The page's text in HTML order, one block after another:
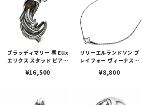
ブラッディマリー 昼 Elix
エリクス スタッド ピアス
¥16,500
リリーエルランドソン プ
レイフォー ヴィーナスチ
¥8,800